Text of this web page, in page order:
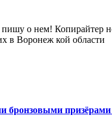
о нем! Копирайтер
в Воронеж кой области
призёрами